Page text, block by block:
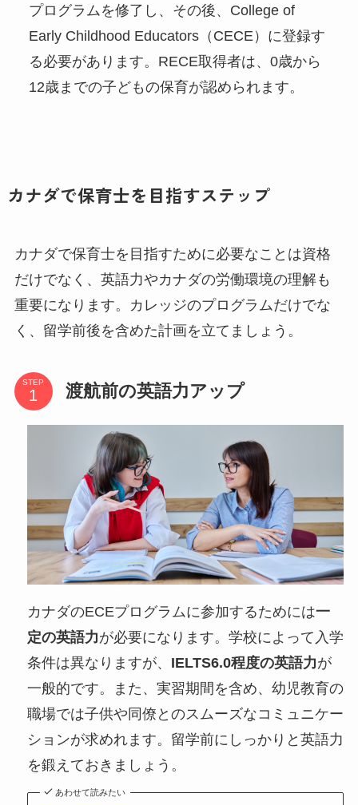
プログラムを修了し、その後、College of
Early Childhood Educators（CECE）に登録す
る必要があります。RECE取得者は、0歳から
12歳までの子どもの保育が認められます。
カナダで保育士を目指すステップ
カナダで保育士を目指すために必要なことは資格
だけでなく、英語力やカナダの労働環境の理解も
重要になります。カレッジのプログラムだけでな
く、留学前後を含めた計画を立てましょう。
STEP 渡航前の英語力アップ
カナダのECEプログラムに参加するためには一
定の英語力が必要になります。学校によって入学
条件は異なりますが、 IELTS6.0程度の英語力が
一般的です。また、実習期間を含め、幼児教育の
職場では子供や同僚とのスムーズなコミュニケー
ションが求めれます。留学前にしっかりと英語力
を鍛えておきましょう。
あわせて読みたい